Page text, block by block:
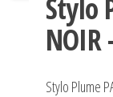
Stylo
NOIR
Stylo Plume